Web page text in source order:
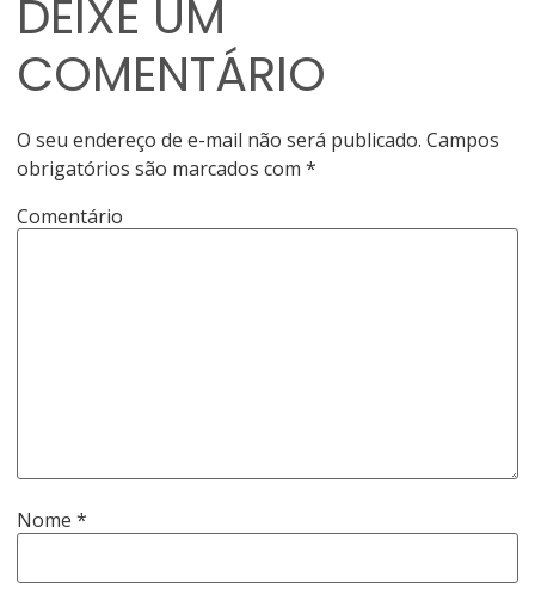
DEIXE UM
COMENTÁRIO
O seu endereço de e-mail não será publicado. Campos
obrigatórios são marcados com*
Comentário
Nome*